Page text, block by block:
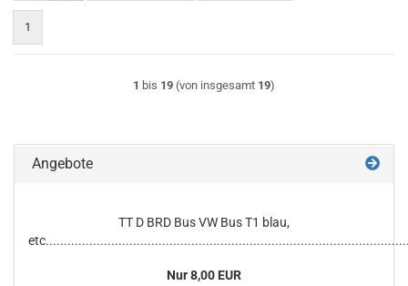
1
1 bis 19 (von insgesamt 19)
Angebote
TT D BRD Bus VW Bus T1 blau,
Nur 8,00 EUR